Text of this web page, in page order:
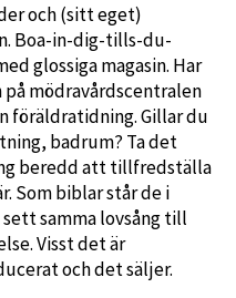
och (sitt eget)
Boa-in-dig-tills-du-
glossiga magasin. Har
mödravårdscentralen
föräldratidning. Gillar du
badrum? Ta det
beredd att tillfredställa
Som biblar står de i
samma lovsång till
Visst det är
och det säljer.